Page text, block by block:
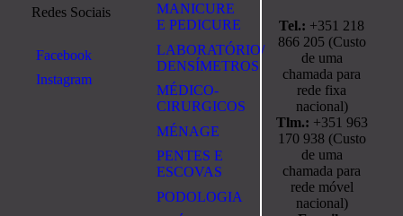
Redes Sociais
Facebook
Instagram
MANICURE
E PEDICURE
LABORATÓRIO/
DENSÍMETROS
MÉDICO-
CIRURGICOS
MÉNAGE
PENTES E
ESCOVAS
PODOLOGIA
Tel.: +351 218
866 205 (Custo
de uma
chamada para
rede fixa
nacional)
Tlm.: +351 963
170 938 (Custo
de uma
chamada para
rede móvel
nacional)